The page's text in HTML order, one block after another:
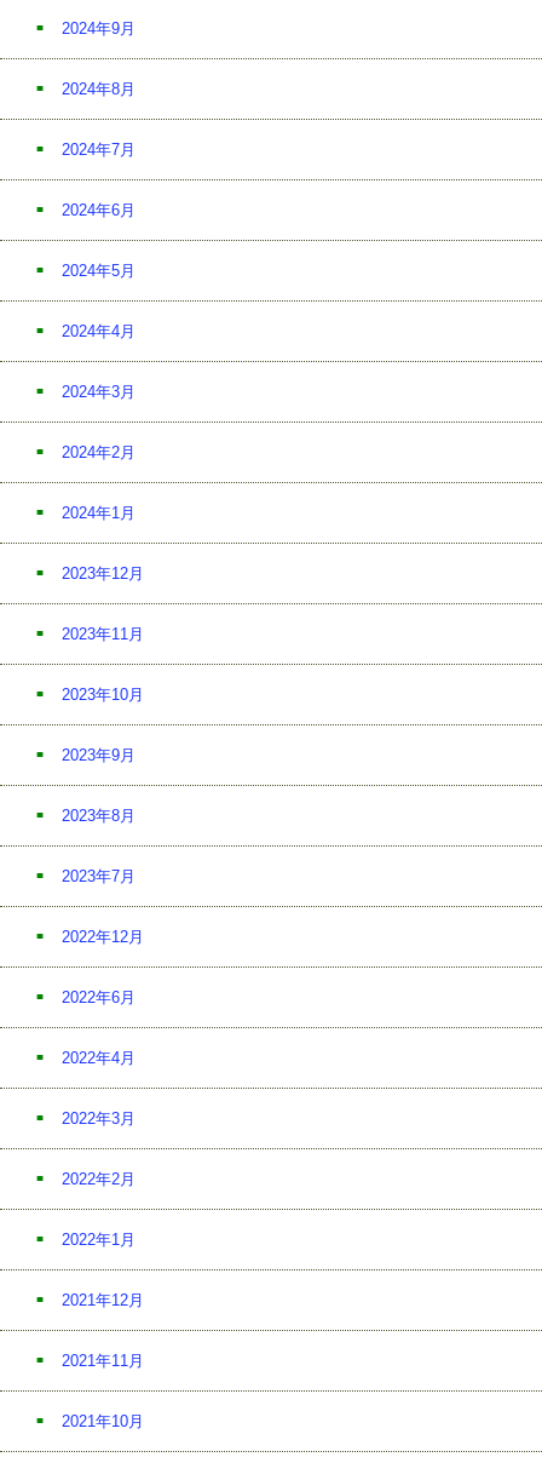
2024年9月
2024年8月
2024年7月
2024年6月
2024年5月
2024年4月
2024年3月
2024年2月
2024年1月
2023年12月
2023年11月
2023年10月
2023年9月
2023年8月
2023年7月
2022年12月
2022年6月
2022年4月
2022年3月
2022年2月
2022年1月
2021年12月
2021年11月
2021年10月